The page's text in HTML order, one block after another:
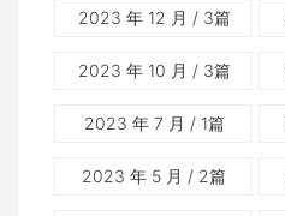
2023 年 12 月 / 3篇
2023 年 10 月 / 3篇
2023 年 7 月 / 1篇
2023 年 5 月 / 2篇